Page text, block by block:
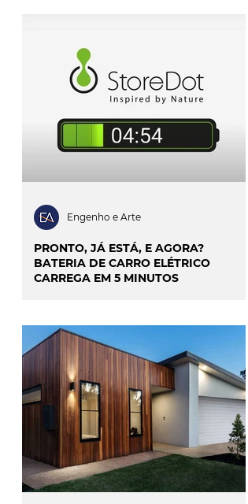
PRONTO, JÁ ESTÁ, E AGORA?
BATERIA DE CARRO ELÉTRICO
CARREGA EM 5 MINUTOS
Engenho e Arte